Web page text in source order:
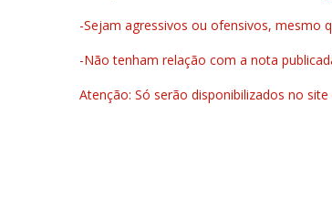
-Sejam agressivos ou ofensivos, mesmo
-Não tenham relação com a nota
Atenção: Só serão disponibilizados no